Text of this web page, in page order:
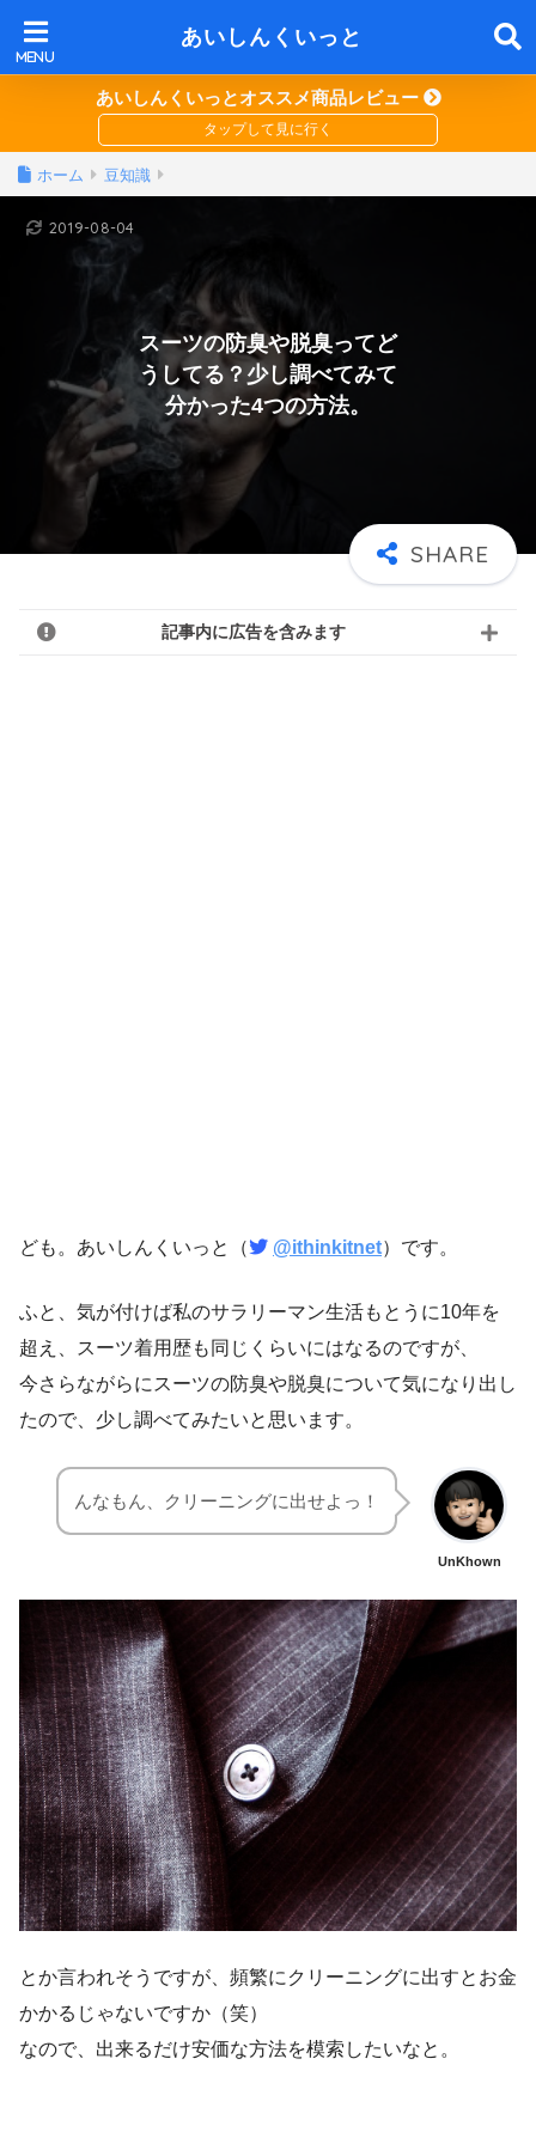
あいしんくいっと
あいしんくいっとオススメ商品レビュー
ホーム 豆知識
スーツの防臭や脱臭ってど
うしてる？少し調べてみて
分かった4つの方法。
2019-08-04
記事内に広告を含みます
ども。あいしんくいっと（ @ithinkitnet）です。
ふと、気が付けば私のサラリーマン生活もとうに10年を
超え、スーツ着用歴も同じくらいにはなるのですが、
今さらながらにスーツの防臭や脱臭について気になり出し
たので、少し調べてみたいと思います。
んなもん、クリーニングに出せよっ！
UnKhown
とか言われそうですが、頻繁にクリーニングに出すとお金
かかるじゃないですか（笑）
なので、出来るだけ安価な方法を模索したいなと。